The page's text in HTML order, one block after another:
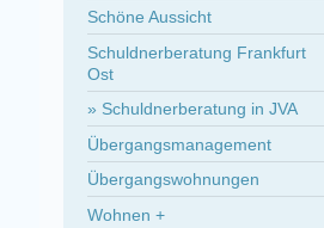
Schöne Aussicht
Schuldnerberatung Frankfurt
Ost
Schuldnerberatung in JVA
Übergangsmanagement
Übergangswohnungen
Wohnen +